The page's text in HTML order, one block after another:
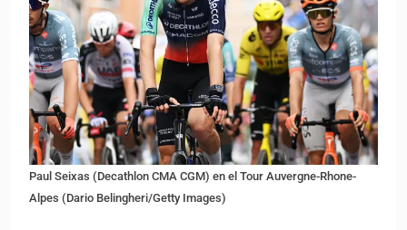
Paul Seixas (Decathlon CMA CGM) en el Tour Auvergne-Rhone-
Alpes (Dario Belingheri/Getty Images)